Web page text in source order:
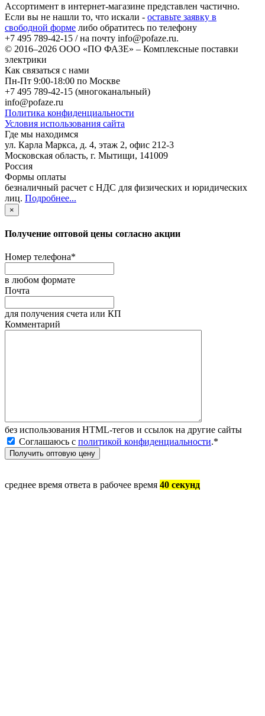
Ассортимент в интернет-магазине представлен частично.
Если вы не нашли то, что искали - оставьте заявку в
свободной форме либо обратитесь по телефону
+7 495 789-42-15 / на почту info@pofaze.ru.
© 2016–2026 ООО «ПО ФАЗЕ» – Комплексные поставки
электрики
Как связаться с нами
Пн-Пт 9:00-18:00 по Москве
+7 495 789-42-15 (многоканальный)
info@pofaze.ru
Политика конфиденциальности
Условия использования сайта
Где мы находимся
ул. Карла Маркса, д. 4, этаж 2, офис 212-3
Московская область, г. Мытищи, 141009
Россия
Формы оплаты
безналичный расчет с НДС для физических и юридических
лиц. Подробнее...
×
Получение оптовой цены согласно акции
Номер телефона*
в любом формате
Почта
для получения счета или КП
Комментарий
без иcпользования HTML-тегов и ссылок на другие сайты
Соглашаюсь с политикой конфиденциальности.*
среднее время ответа в рабочее время 40 секунд